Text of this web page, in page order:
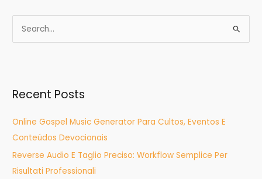
e
c
f
o
r
:
Recent Posts
Online Gospel Music Generator Para Cultos, Eventos E
Conteúdos Devocionais
Reverse Audio E Taglio Preciso: Workflow Semplice Per
Risultati Professionali